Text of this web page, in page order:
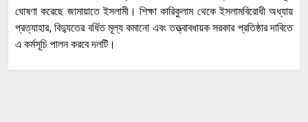
ঘোষণা করেছে জামায়াতে ইসলামী। শিক্ষা কারিকুলাম থেকে ইসলামবিরোধী অধ্যায়
প্রত্যাহার, বিদ্যুতের বর্ধিত মূল্য কমানো এবং তত্ত্বাবধায়ক সরকার প্রতিষ্ঠার দাবিতে
এ কর্মসূচি পালন করবে দলটি।